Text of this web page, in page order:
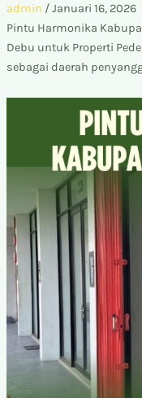
admin /Januari 16, 2026
Pintu Harmonika
Debu untuk Properti
sebagai daerah